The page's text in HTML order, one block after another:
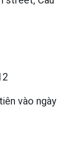
vào ngày